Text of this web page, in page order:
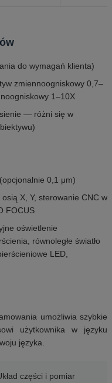
do wymagań klienta)
zmiennoogniskowy 0,7–
1–10X
— różni się w
0,1 μm)
X, Y, sterowanie CNC w
FOCUS
oświetlenie
równoległe światło
LED,
umożliwia szybkie
użytkownika w języku
języka.
części i pomiar